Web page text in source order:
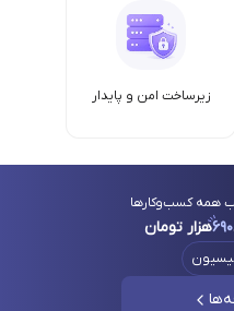
زیرساخت امن‌ و پایدار
همه کسب‌وکارها
۶۹۰هزار تومان